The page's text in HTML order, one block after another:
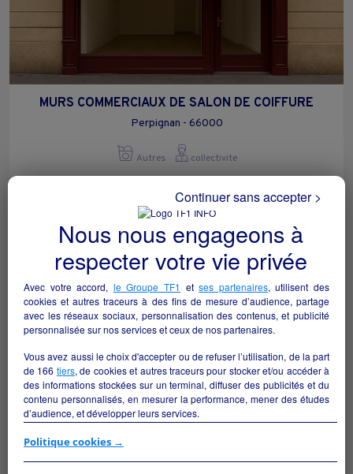
MURS COMMERCIAUX DE SALON DE COIFFURE
Perpignan - 66000
Autres collectivite
Boulangerie Patisserie Salon de Thé
Autres particulier
Nous nous engageons à
respecter votre vie privée
Avec votre accord, le Groupe TF1 etses partenaires, utilisent des
cookies et autres traceurs à des fins de mesure d’audience, partage
avec les réseaux sociaux, personnalisation des contenus, et publicité
personnalisée sur nos services et ceux de nos partenaires.
Vous avez aussi le choix d'accepter ou de refuser l’utilisation, de la part
de 166 tiers, de cookies et autres traceurs pour stocker et/ou accéder à
des informations stockées sur un terminal, diffuser des publicités et du
contenu personnalisés, en mesurer la performance, mener des études
d’audience, et développer leurs services.
Si vous continuez sans accepter, les fonctionnalités liées à la
Politique cookies →
Continuer sans accepter >